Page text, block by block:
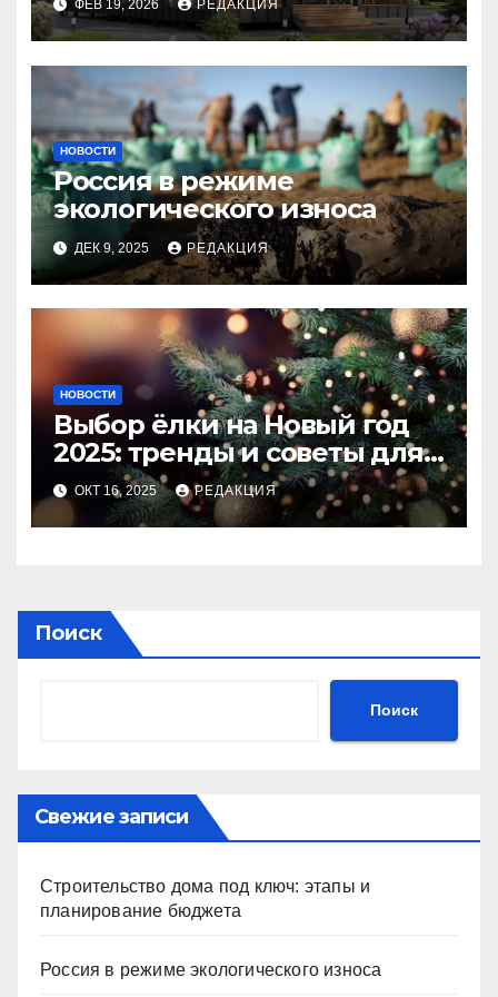
ФЕВ 19, 2026 РЕДАКЦИЯ
НОВОСТИ
Россия в режиме
экологического износа
ДЕК 9, 2025 РЕДАКЦИЯ
НОВОСТИ
Выбор ёлки на Новый год
2025: тренды и советы для
идеального праздника
ОКТ 16, 2025 РЕДАКЦИЯ
Поиск
Поиск
Свежие записи
Строительство дома под ключ: этапы и
планирование бюджета
Россия в режиме экологического износа